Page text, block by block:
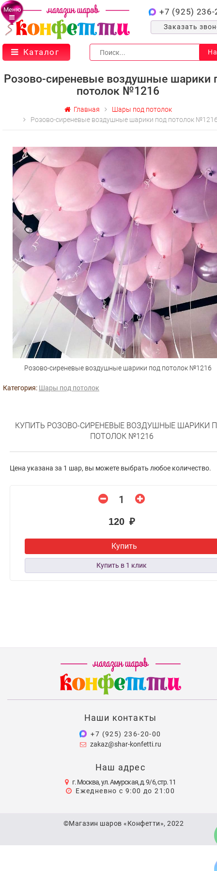
Меню +7 (925) 236-
Заказать
Каталог
Розово-сиреневые воздушные шарики
потолок №1216
Главная
Шары под потолок
Розово-сиреневые воздушные шарики под потолок
Розово-сиреневые воздушные шарики под потолок №1216
Категория: Шары под потолок
КУПИТЬ РОЗОВО-СИРЕНЕВЫЕ ВОЗДУШНЫЕ ШАРИКИ
ПОТОЛОК №1216
Цена указана за 1 шар, вы можете выбрать любое количество.
120 ₽
Купить
Наши контакты
+7 (925) 236-20-00
zakaz@shar-konfetti.ru
Наш адрес
г. Москва, ул. Амурская, д. 9/6, стр. 11
Ежедневно с 9:00 до 21:00
©Магазин шаров «Конфетти», 2022